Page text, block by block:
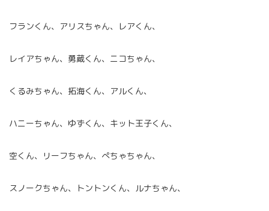
フランくん、アリスちゃん、レアくん、
レイアちゃん、勇蔵くん、ニコちゃん、
くるみちゃん、拓海くん、アルくん、
ハニーちゃん、ゆずくん、キット王子くん、
空くん、リーフちゃん、ぺちゃちゃん、
スノークちゃん、トントンくん、ルナちゃん、